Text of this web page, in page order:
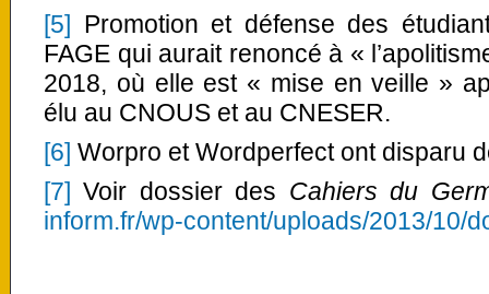
[5] Promotion et défense des
FAGE qui aurait renoncé à «
2018, où elle est « mise en veille »
élu au CNOUS et au CNESER.
[6] Worpro et Wordperfect ont disparu
[7] Voir dossier des Cahiers du
inform.fr/wp-content/uploads/2013/10/